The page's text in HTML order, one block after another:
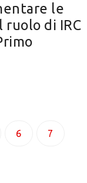
le
ruolo di IRC
6 7